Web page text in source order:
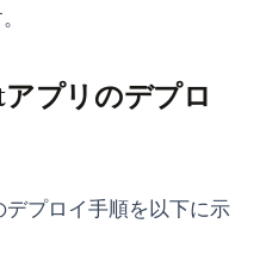
プリのデプロ
プロイ手順を以下に示